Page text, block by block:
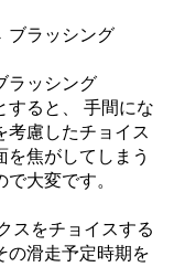
ラッシング
ッシング
すると、 手間にな
考慮したチョイス
焦がしてしまう
大変です。
スをチョイスする
の滑走予定時期を